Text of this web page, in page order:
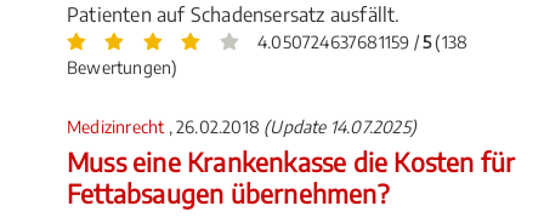
Patienten auf Schadensersatz ausfällt.
4.050724637681159 /5(138
Bewertungen)
Medizinrecht , 26.02.2018 (Update 14.07.2025)
Muss eine Krankenkasse die Kosten für
Fettabsaugen übernehmen?